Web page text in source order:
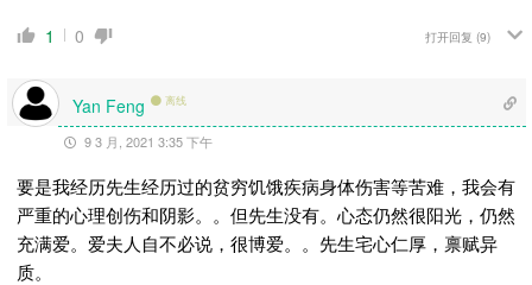
1 0 打开回复 (9)
Yan Feng 离线
9 3 月, 2021 3:35 下午
要是我经历先生经历过的贫穷饥饿疾病身体伤害等苦难，我会有
严重的心理创伤和阴影。。但先生没有。心态仍然很阳光，仍然
充满爱。爱夫人自不必说，很博爱。。先生宅心仁厚，禀赋异
质。